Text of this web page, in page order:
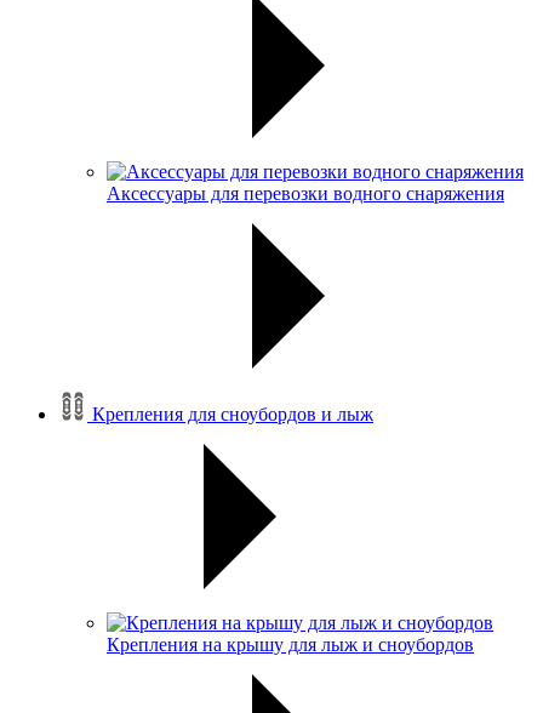
Аксессуары для перевозки водного снаряжения
Крепления для сноубордов и лыж
Крепления на крышу для лыж и сноубордов